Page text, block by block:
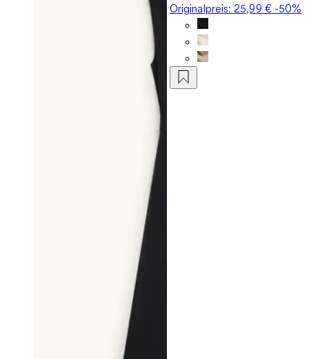
Originalpreis: 25,99 €-50%